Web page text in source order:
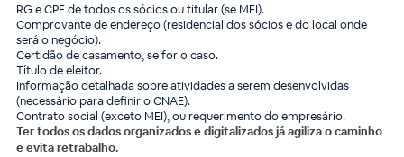
RG e CPF de todos os sócios ou titular (se MEI).
Comprovante de endereço (residencial dos sócios e do local onde
será o negócio).
Certidão de casamento, se for o caso.
Título de eleitor.
Informação detalhada sobre atividades a serem desenvolvidas
(necessário para definir o CNAE).
Contrato social (exceto MEI), ou requerimento do empresário.
Ter todos os dados organizados e digitalizados já agiliza o caminho
e evita retrabalho.